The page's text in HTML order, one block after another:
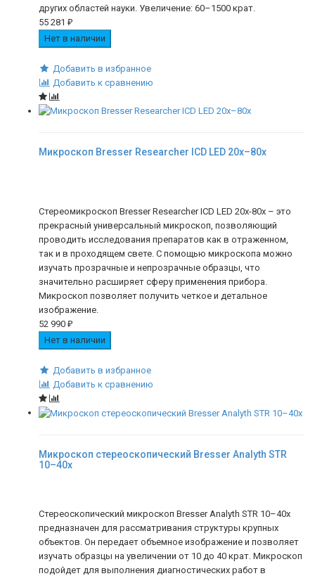
других областей науки. Увеличение: 60–1500 крат.
55 281 ₽
Нет в наличии
Добавить в избранное
Добавить к сравнению
Микроскоп Bresser Researcher ICD LED 20x–80x
Стереомикроскоп Bresser Researcher ICD LED 20x-80x – это
прекрасный универсальный микроскоп, позволяющий
проводить исследования препаратов как в отраженном,
так и в проходящем свете. С помощью микроскопа можно
изучать прозрачные и непрозрачные образцы, что
значительно расширяет сферу применения прибора.
Микроскоп позволяет получить четкое и детальное
изображение.
52 990 ₽
Нет в наличии
Добавить в избранное
Добавить к сравнению
Микроскоп стереоскопический Bresser Analyth STR
10–40x
Стереоскопический микроскоп Bresser Analyth STR 10–40x
предназначен для рассматривания структуры крупных
объектов. Он передает объемное изображение и позволяет
изучать образцы на увеличении от 10 до 40 крат. Микроскоп
подойдет для выполнения диагностических работ в